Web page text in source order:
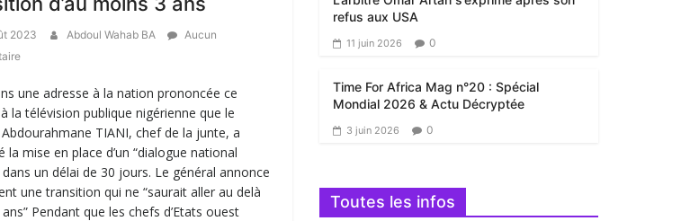
2023 Abdoul Wahab BA
Aucun
une adresse à la nation prononcée ce
la télévision publique nigérienne que le
TIANI, chef de la junte, a
la mise en place d’un “dialogue national
dans un délai de 30 jours. Le général annonce
une transition qui ne “saurait aller au delà
Pendant que les chefs d’Etats ouest
refus aux USA
11 juin 2026 0
Time For Africa Mag n°20 : Spécial
Mondial 2026 & Actu Décryptée
3 juin 2026 0
Toutes les infos